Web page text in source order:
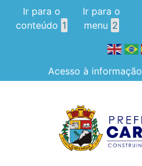
Ir para o
conteúdo 1
Ir para o
menu 2
Acesso à informação